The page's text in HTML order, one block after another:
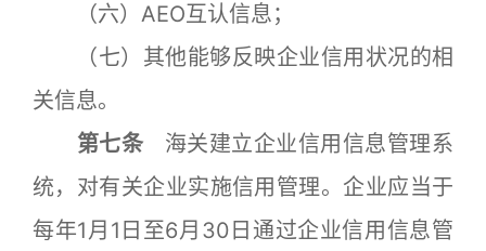
（六）AEO互认信息；
（七）其他能够反映企业信用状况的相
关信息。
第七条 海关建立企业信用信息管理系
统，对有关企业实施信用管理。企业应当于
每年1月1日至6月30日通过企业信用信息管